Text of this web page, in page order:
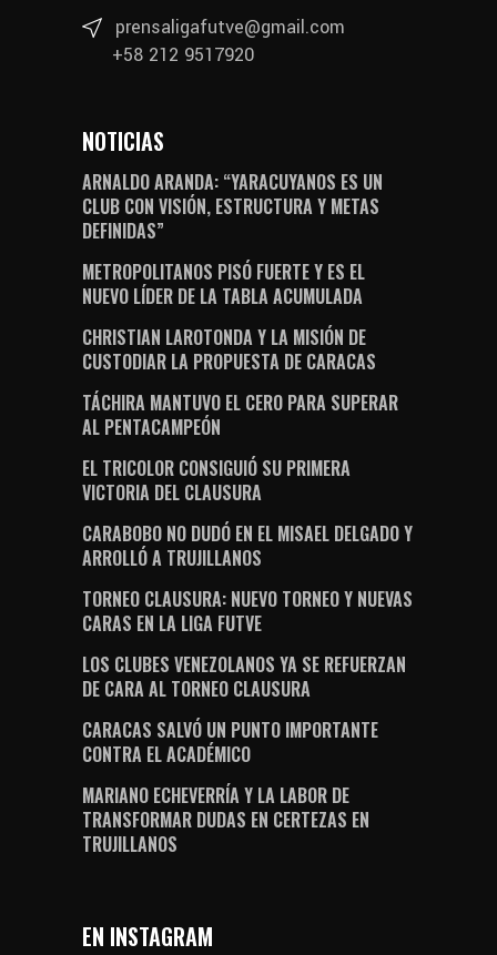
prensaligafutve@gmail.com
+58 212 9517920
NOTICIAS
ARNALDO ARANDA: “YARACUYANOS ES UN
CLUB CON VISIÓN, ESTRUCTURA Y METAS
DEFINIDAS”
METROPOLITANOS PISÓ FUERTE Y ES EL
NUEVO LÍDER DE LA TABLA ACUMULADA
CHRISTIAN LAROTONDA Y LA MISIÓN DE
CUSTODIAR LA PROPUESTA DE CARACAS
TÁCHIRA MANTUVO EL CERO PARA SUPERAR
AL PENTACAMPEÓN
EL TRICOLOR CONSIGUIÓ SU PRIMERA
VICTORIA DEL CLAUSURA
CARABOBO NO DUDÓ EN EL MISAEL DELGADO Y
ARROLLÓ A TRUJILLANOS
TORNEO CLAUSURA: NUEVO TORNEO Y NUEVAS
CARAS EN LA LIGA FUTVE
LOS CLUBES VENEZOLANOS YA SE REFUERZAN
DE CARA AL TORNEO CLAUSURA
CARACAS SALVÓ UN PUNTO IMPORTANTE
CONTRA EL ACADÉMICO
MARIANO ECHEVERRÍA Y LA LABOR DE
TRANSFORMAR DUDAS EN CERTEZAS EN
TRUJILLANOS
EN INSTAGRAM